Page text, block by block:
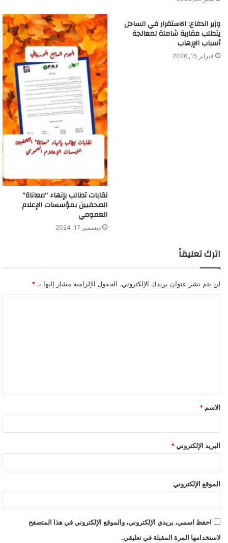
وزير الدفاع: الاستقرار في الساحل
يتطلب مقاربة شاملة لمعالجة
أسباب الإرهاب
فبراير 15, 2026
نقابات تطالب بإنهاء “معاناة”
الصحفيين بمؤسسات الإعلام
العمومي
ديسمبر 17, 2024
اترك تعليقاً
لن يتم نشر عنوان بريدك الإلكتروني. الحقول الإلزامية مشار إليها بـ *
ق
*
الاسم *
البريد الإلكتروني *
الموقع الإلكتروني
احفظ اسمي، بريدي الإلكتروني، والموقع الإلكتروني في هذا المتصفح
لاستخدامها المرة المقبلة في تعليقي.